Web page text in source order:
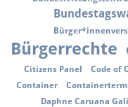
Bürgerrechte
Citizens Panel Code of
Container
Daphne Caruana